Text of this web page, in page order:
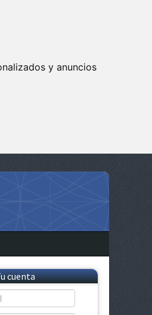
y anuncios
cuenta